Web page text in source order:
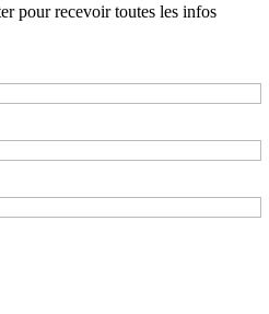
pour recevoir toutes les infos